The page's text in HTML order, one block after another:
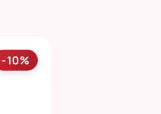
-10%